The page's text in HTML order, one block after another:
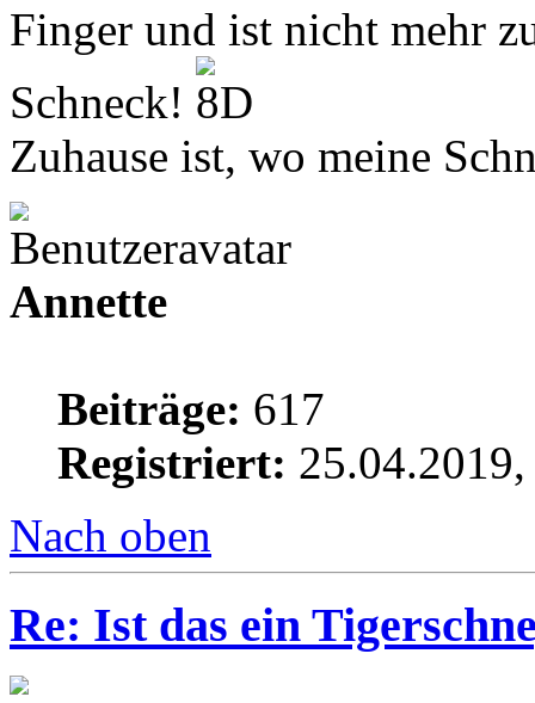
Finger und ist nicht mehr
Schneck!
Zuhause ist, wo meine
Annette
Beiträge: 617
Registriert:
Nach oben
Re: Ist das ein